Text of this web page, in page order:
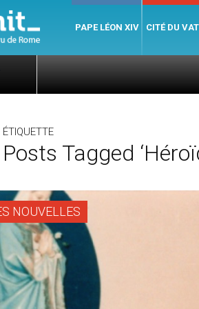
PAPE LÉON XIV CITÉ DU
ÉTIQUETTE
Posts Tagged
NOUVELLES